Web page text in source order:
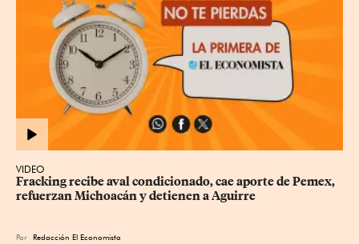
VIDEO
Fracking recibe aval condicionado, cae aporte de Pemex,
refuerzan Michoacán y detienen a Aguirre
Por Redacción El Economista